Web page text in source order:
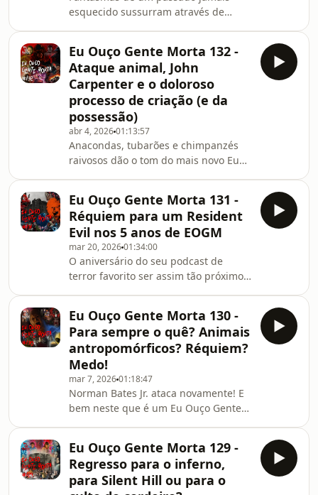
VOCÊ!
esquecido sussurram através de
seitas profanas e monstros clássicos
desfigurados num brutal choque
laboral/braçal ultracontemporâneo de
um horror tão pulsante quanto
(ainda) presente, quiçá abissal,
cósmico, porém ordinário, mundano.
Isto tudo para anunciar a mais nova
edição do seu podcast de ter
Eu Ouço Gente Morta 132 -
Ataque animal, John
Carpenter e o doloroso
processo de criação (e da
possessão)
abr 4, 202601:13:57
Anacondas, tubarões e chimpanzés
raivosos dão o tom do mais novo Eu
mestre John Carpenter, pessoas
possuídas por demônios, abdução
alienígena e as dificuldades do
processo de composição…
Eu Ouço Gente Morta 131 -
Réquiem para um Resident
Evil nos 5 anos de EOGM
mar 20, 202601:34:00
O aniversário do seu podcast de
terror favorito ser assim tão próximo
A Noiva!, Queens of the Dead, Fatal
Frame, LOVE ETERNAL e muitas outras
desgraceiras!
Eu Ouço Gente Morta 130 -
Para sempre o quê? Animais
antropomórficos? Réquiem?
Medo!
mar 7, 202601:18:47
Norman Bates Jr. ataca novamente! E
bem neste que é um Eu Ouço Gente
alienígena ao folclórico e rural,
antropomórfico, até o religioso e
sobre maternidade -- seria mesmo
Eu Ouço Gente Morta 129 -
Regresso para o inferno,
para Silent Hill ou para o